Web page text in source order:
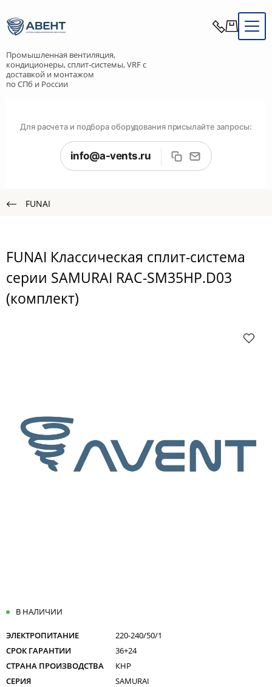
Промышленная вентиляция,
кондиционеры, сплит-системы, VRF с
доставкой и монтажом
по СПб и России
Для расчета и подбора оборудования присылайте запросы:
info@a-vents.ru
FUNAI
FUNAI Классическая сплит-система
серии SAMURAI RAC-SM35HP.D03
(комплект)
В НАЛИЧИИ
ЭЛЕКТРОПИТАНИЕ
220-240/50/1
СРОК ГАРАНТИИ
36+24
СТРАНА ПРОИЗВОДСТВА
КНР
СЕРИЯ
SAMURAI